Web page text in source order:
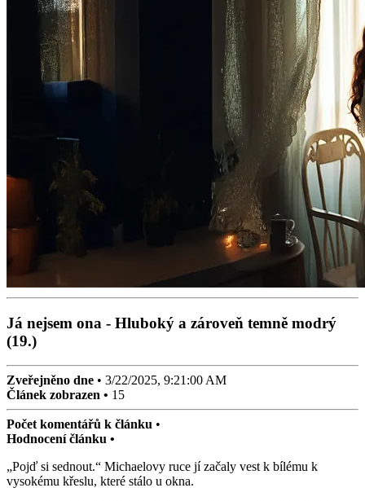
Já nejsem ona - Hluboký a zároveň temně modrý
(19.)
Zveřejněno dne • 3/22/2025, 9:21:00 AM
Článek zobrazen • 15
Počet komentářů k článku •
Hodnocení článku •
„Pojď si sednout.“ Michaelovy ruce jí začaly vest k bílému k
vysokému křeslu, které stálo u okna.